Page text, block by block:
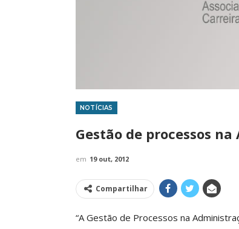
NOTÍCIAS
Gestão de processos
em 19 out, 2012
Compartilhar
“A Gestão de Processos na